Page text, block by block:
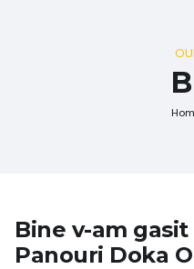
Bine v-am
Panouri Doka